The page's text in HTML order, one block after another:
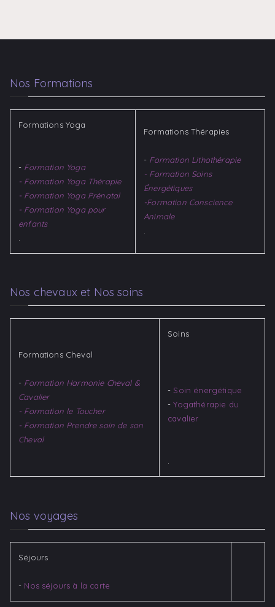
Nos Formations
Formations Yoga
- Formation Yoga
- Formation Yoga Thérapie
- Formation Yoga Prénatal
- Formation Yoga pour
enfants
Formations Thérapies
- Formation Lithothérapie
- Formation Soins
Énergétiques
-Formation Conscience
Animale
Nos chevaux et Nos soins
Formations Cheval
- Formation Harmonie Cheval &
Cavalier
- Formation le Toucher
- Formation Prendre soin de son
Cheval
Soins
- Soin énergétique
-Yogathérapie du
cavalier​
Nos voyages
Séjours
- Nos séjours à la carte